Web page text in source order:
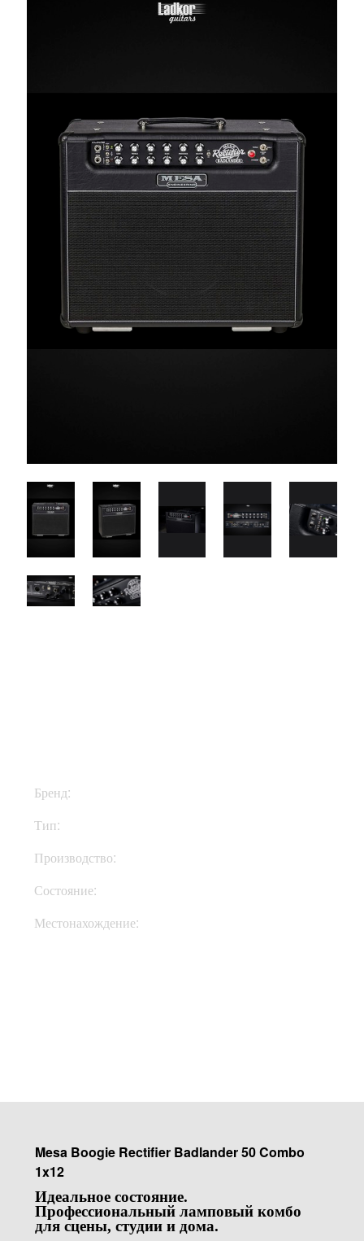
Бренд:
Тип:
Производство:
Состояние:
Местонахождение:
Mesa Boogie Rectifier Badlander 50 Combo
1x12
Идеальное состояние.
Профессиональный ламповый комбо
для сцены, студии и дома.